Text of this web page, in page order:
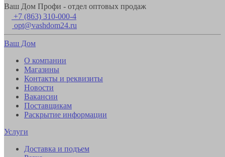
Ваш Дом Профи - отдел оптовых продаж
+7 (863) 310-000-4
opt@vashdom24.ru
Ваш Дом
О компании
Магазины
Контакты и реквизиты
Новости
Вакансии
Поставщикам
Раскрытие информации
Услуги
Доставка и подъем